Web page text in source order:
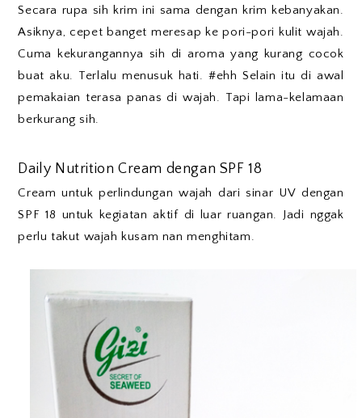
Secara rupa sih krim ini sama dengan krim kebanyakan.
Asiknya, cepet banget meresap ke pori-pori kulit wajah.
Cuma kekurangannya sih di aroma yang kurang cocok
buat aku. Terlalu menusuk hati. #ehh Selain itu di awal
pemakaian terasa panas di wajah. Tapi lama-kelamaan
berkurang sih.
Daily Nutrition Cream dengan SPF 18
Cream untuk perlindungan wajah dari sinar UV dengan
SPF 18 untuk kegiatan aktif di luar ruangan. Jadi nggak
perlu takut wajah kusam nan menghitam.